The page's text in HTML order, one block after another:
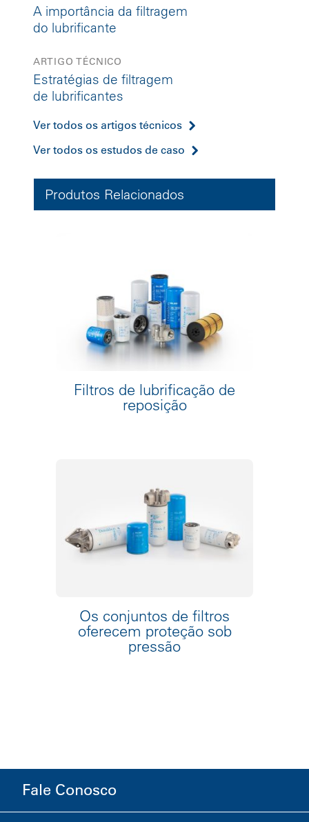
A importância da filtragem
do lubrificante
ARTIGO TÉCNICO
Estratégias de filtragem
de lubrificantes
Ver todos os artigos técnicos
Ver todos os estudos de caso
Produtos Relacionados
Filtros de lubrificação de
reposição
Os conjuntos de filtros
oferecem proteção sob
pressão
Fale Conosco